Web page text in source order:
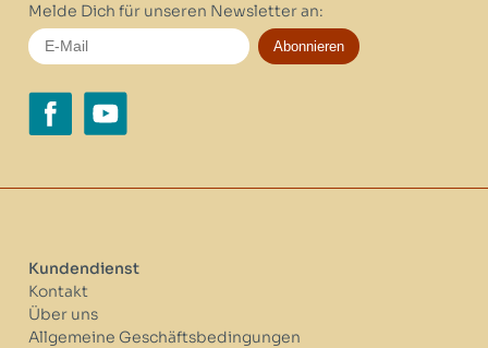
Melde Dich für unseren Newsletter an:
Abonnieren
Kundendienst
Kontakt
Über uns
Allgemeine Geschäftsbedingungen